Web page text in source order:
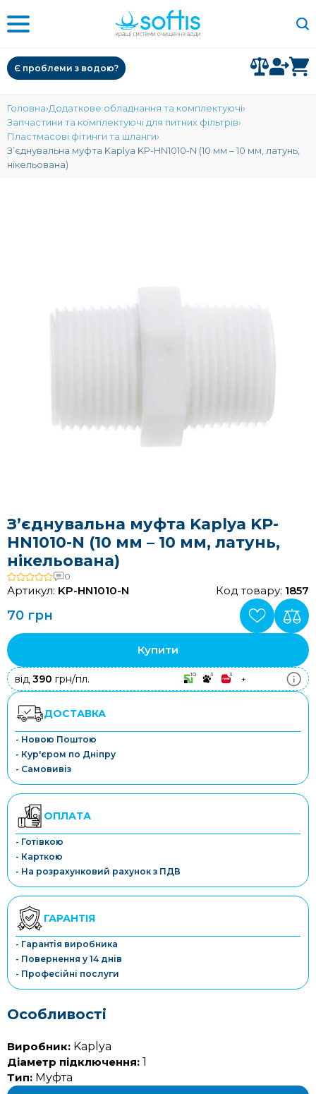
Є проблеми з водою?
Головна Додаткове обладнання та комплектуючі
Запчастини та комплектуючі для питних фільтрів
Пластмасові фітинги та шланги
З’єднувальна муфта Kaplya KP-HN1010-N (10 мм – 10 мм, латунь,
нікельована)
З’єднувальна муфта Kaplya KP-
HN1010-N (10 мм – 10 мм, латунь,
нікельована)
0
Артикул: KP-HN1010-N Код товару: 1857
70 грн
Купити
від 390 грн/пл. 10 3 3 +
ДОСТАВКА
- Новою Поштою
- Кур'єром по Дніпру
- Самовивіз
ОПЛАТА
- Готівкою
- Карткою
- На розрахунковий рахунок з ПДВ
ГАРАНТІЯ
- Гарантія виробника
- Повернення у 14 днів
- Професійні послуги
Особливості
Виробник: Kaplya
Діаметр підключення: 1
Тип: Муфта